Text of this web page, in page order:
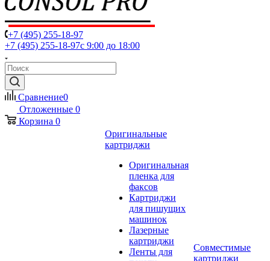
+7 (495) 255-18-97
+7 (495) 255-18-97с 9:00 до 18:00
Сравнение0
Отложенные 0
Корзина 0
Оригинальные
картриджи
Оригинальная
пленка для
факсов
Картриджи
для пишущих
машинок
Лазерные
картриджи
Ленты для
Совместимые
картриджи